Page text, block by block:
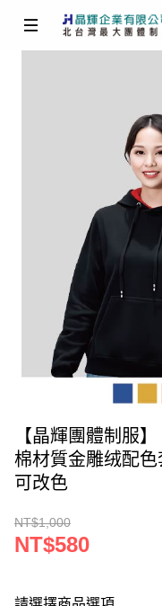
【晶輝團體制服】 LS-8088
棉材質金雕绒配
可改色
NT$1,000
NT$580